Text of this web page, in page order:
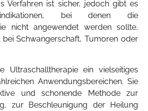
Verfahren ist sicher, jedoch gibt es
bei denen die
nicht angewendet werden sollte,
Schwangerschaft, Tumoren oder
Ultraschalltherapie ein vielseitiges
Anwendungsbereichen. Sie
und schonende Methode zur
zur Beschleunigung der Heilung